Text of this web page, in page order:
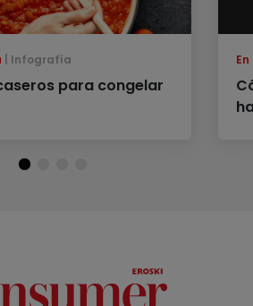
Infografía
para congelar